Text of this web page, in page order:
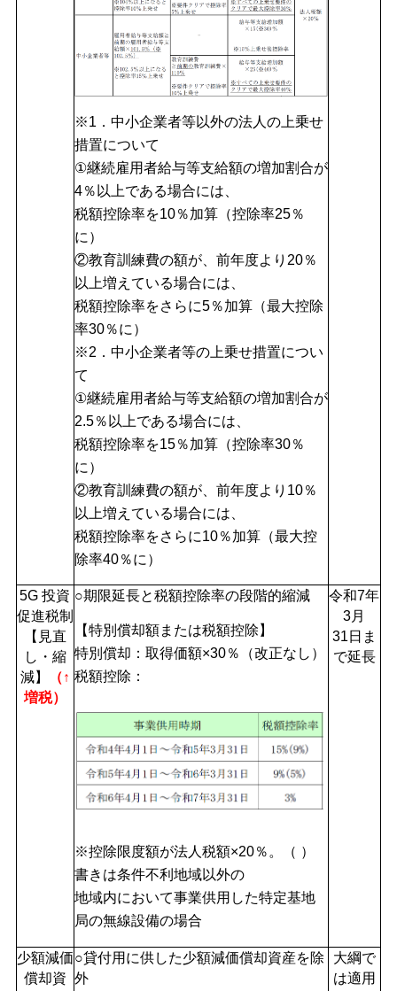
※1．中小企業者等以外の法人の上乗せ
措置について
①継続雇用者給与等支給額の増加割合が
4％以上である場合には、
税額控除率を10％加算（控除率25％
に）
②教育訓練費の額が、前年度より20％
以上増えている場合には、
税額控除率をさらに5％加算（最大控除
率30％に）
※2．中小企業者等の上乗せ措置につい
て
①継続雇用者給与等支給額の増加割合が
2.5％以上である場合には、
税額控除率を15％加算（控除率30％
に）
②教育訓練費の額が、前年度より10％
以上増えている場合には、
税額控除率をさらに10％加算（最大控
除率40％に）
5G 投資
促進税制
【見直
し・縮
減】
（↑
増税）
○期限延長と税額控除率の段階的縮減
【特別償却額または税額控除】
特別償却：取得価額×30％（改正なし）
税額控除：
※控除限度額が法人税額×20％。（ ）
書きは条件不利地域以外の
地域内において事業供用した特定基地
局の無線設備の場合
令和7年
3月
31日ま
で延長
少額減価
償却資
○貸付用に供した少額減価償却資産を除
外
大綱で
は適用